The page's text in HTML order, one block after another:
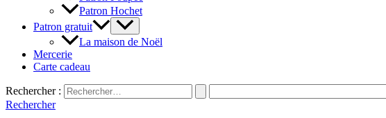
Patron Hochet
Patron gratuit
La maison de Noël
Mercerie
Carte cadeau
Rechercher :
Rechercher